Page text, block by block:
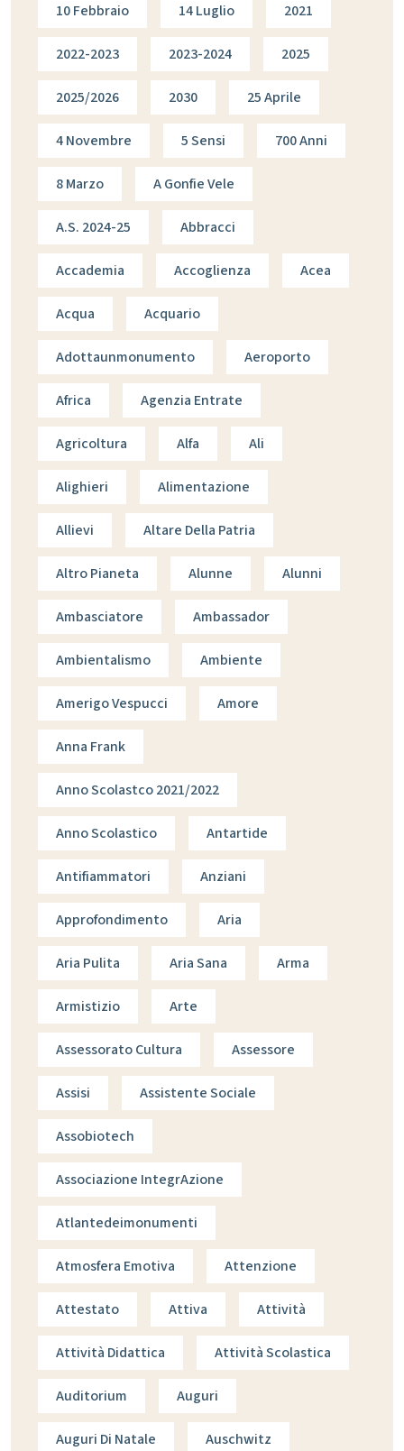
10 Febbraio 14 Luglio 2021
2022-2023 2023-2024 2025
2025/2026 2030 25 Aprile
4 Novembre 5 Sensi 700 Anni
8 Marzo A Gonfie Vele
A.s. 2024-25 Abbracci
Accademia Accoglienza Acea
Acqua Acquario
Adottaunmonumento Aeroporto
Africa Agenzia Entrate
Agricoltura Alfa Ali
Alighieri Alimentazione
Allievi Altare Della Patria
Altro Pianeta Alunne Alunni
Ambasciatore Ambassador
Ambientalismo Ambiente
Amerigo Vespucci Amore
Anna Frank
Anno Scolastco 2021/2022
Anno Scolastico Antartide
Antifiammatori Anziani
Approfondimento Aria
Aria Pulita Aria Sana Arma
Armistizio Arte
Assessorato Cultura Assessore
Assisi Assistente Sociale
Assobiotech
Associazione IntegrAzione
Atlantedeimonumenti
Atmosfera Emotiva Attenzione
Attestato Attiva Attività
Attività Didattica Attività Scolastica
Auditorium Auguri
Auguri Di Natale Auschwitz